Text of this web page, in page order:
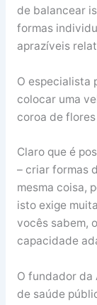
de balancear
formas
aprazíveis
O especialista
colocar uma
coroa de
Claro que é
– criar formas
mesma coisa,
isto exige
vocês sabem,
capacidade
O fundador da
de saúde